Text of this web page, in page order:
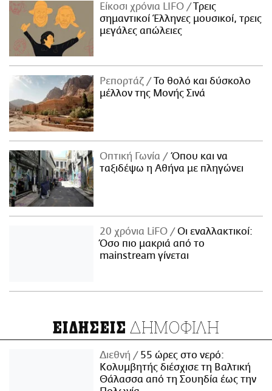
Είκοσι χρόνια LIFO
Tρεις
σημαντικοί Έλληνες μουσικοί, τρεις
μεγάλες απώλειες
Ρεπορτάζ
Το θολό και δύσκολο
μέλλον της Μονής Σινά
Οπτική Γωνία
Όπου και να
ταξιδέψω η Αθήνα με πληγώνει
20 χρόνια LiFO
Οι εναλλακτικοί:
Όσο πιο μακριά από το
mainstream γίνεται
ΕΙΔΗΣΕΙΣ ΔΗΜΟΦΙΛΗ
Διεθνή
55 ώρες στο νερό:
Κολυμβητής διέσχισε τη Βαλτική
Θάλασσα από τη Σουηδία έως την